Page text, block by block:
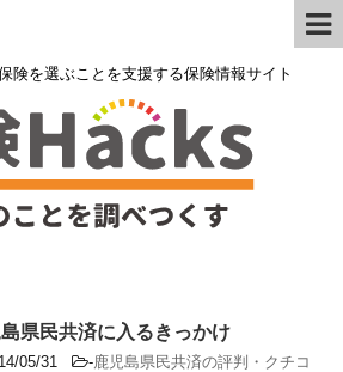
険を選ぶことを支援する保険情報サイト
県民共済に入るきっかけ
05/31 -鹿児島県民共済の評判・クチコ